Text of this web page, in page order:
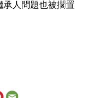
承人問題也被擱置